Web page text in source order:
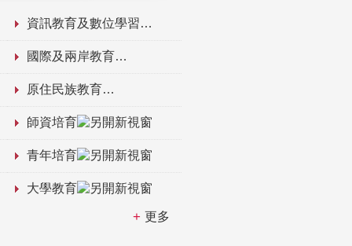
資訊教育及數位學習
國際及兩岸教育
原住民族教育
師資培育
青年培育
大學教育
更多